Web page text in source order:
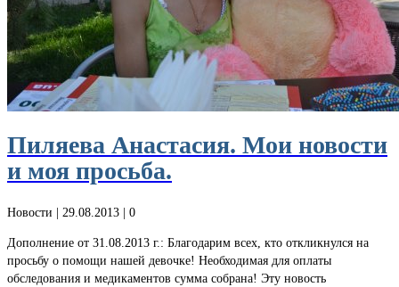
Пиляева Анастасия. Мои новости
и моя просьба.
Новости | 29.08.2013 | 0
Дополнение от 31.08.2013 г.: Благодарим всех, кто откликнулся на
просьбу о помощи нашей девочке! Необходимая для оплаты
обследования и медикаментов сумма собрана! Эту новость